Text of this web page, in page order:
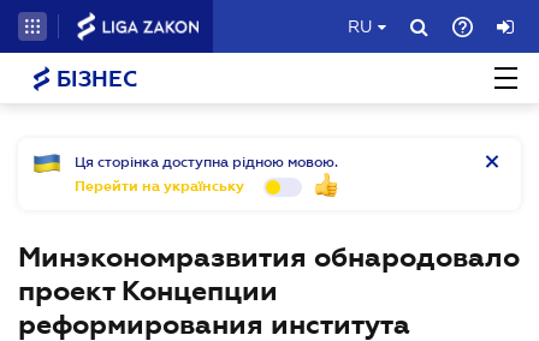
RU
БІЗНЕС
Ця сторінка доступна рідною мовою.
Перейти на українську
Минэкономразвития обнародовало
проект Концепции
реформирования института